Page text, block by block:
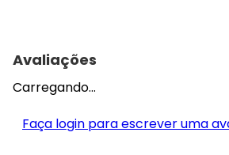
Avaliações
Carregando…
Faça login para escrever uma